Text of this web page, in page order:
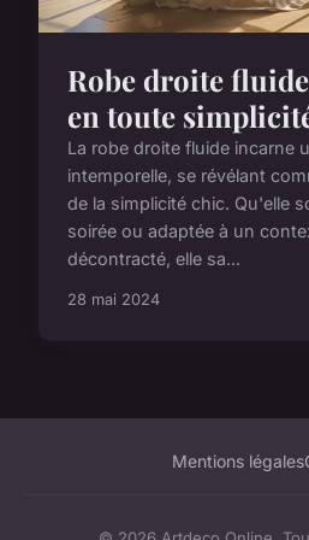
Robe droite
en toute
La robe droite fluide incarne
intemporelle, se révélant
de la simplicité chic. Qu'elle
soirée ou adaptée à un
décontracté, elle sa...
28 mai 2024
Mentions légales